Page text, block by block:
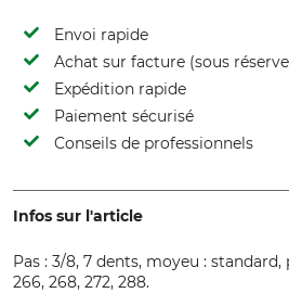
Envoi rapide
Achat sur facture (sous
Expédition rapide
Paiement sécurisé
Conseils de professionnels
Infos sur l'article
Pas : 3/8, 7 dents, moyeu : standard,
266, 268, 272, 288.